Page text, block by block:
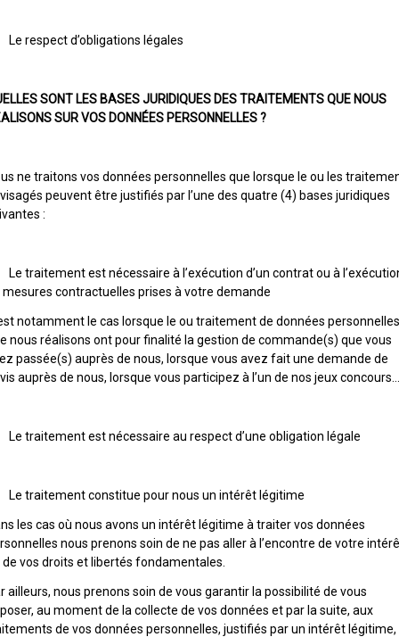
respect d’obligations légales
SONT LES BASES JURIDIQUES DES TRAITEMENTS QUE NOUS
SUR VOS DONNÉES PERSONNELLES ?
ne traitons vos données personnelles que lorsque le ou les
peuvent être justifiés par l’une des quatre (4) bases juridiques
:
traitement est nécessaire à l’exécution d’un contrat ou à
mesures contractuelles prises à votre demande
notamment le cas lorsque le ou traitement de données personnelles
nous réalisons ont pour finalité la gestion de commande(s) que vous
passée(s) auprès de nous, lorsque vous avez fait une demande de
auprès de nous, lorsque vous participez à l’un de nos jeux concours…
traitement est nécessaire au respect d’une obligation légale
traitement constitue pour nous un intérêt légitime
les cas où nous avons un intérêt légitime à traiter vos données
nous prenons soin de ne pas aller à l’encontre de votre
de vos droits et libertés fondamentales.
ailleurs, nous prenons soin de vous garantir la possibilité de vous
au moment de la collecte de vos données et par la suite, aux
de vos données personnelles, justifiés par un intérêt légitime,